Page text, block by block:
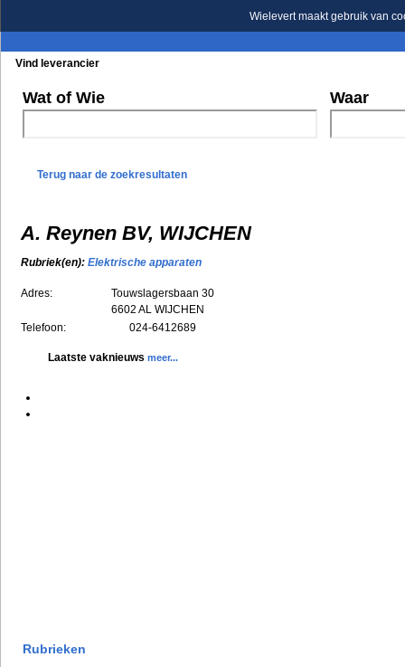
Wielevert maakt gebruik van
Vind leverancier
Wat of Wie Waar
Terug naar de zoekresultaten
A. Reynen BV, WIJCHEN
Rubriek(en): Elektrische apparaten
Adres:
Touwslagersbaan 30
6602 AL WIJCHEN
Telefoon:
024-6412689
Laatste vaknieuws meer...
Rubrieken